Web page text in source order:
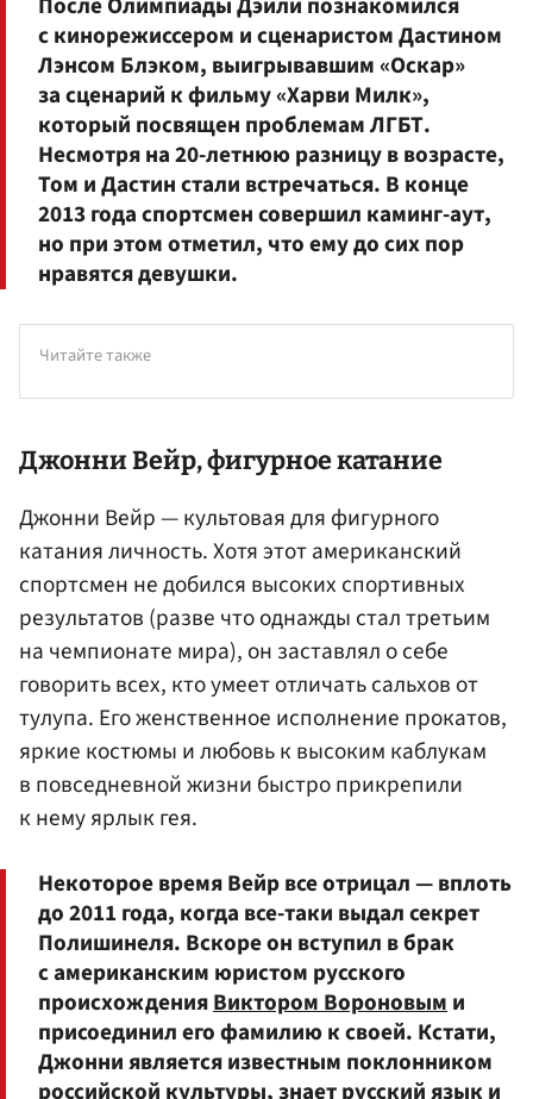
с кинорежиссером и сценаристом Дастином
Лэнсом Блэком, выигрывавшим «Оскар»
за сценарий к фильму «Харви Милк»,
который посвящен проблемам ЛГБТ.
Несмотря на 20-летнюю разницу в возрасте,
Том и Дастин стали встречаться. В конце
2013 года спортсмен совершил каминг-аут,
но при этом отметил, что ему до сих пор
нравятся девушки.
Читайте также
Джонни Вейр, фигурное катание
Джонни Вейр — культовая для фигурного
катания личность. Хотя этот американский
спортсмен не добился высоких спортивных
результатов (разве что однажды стал третьим
на чемпионате мира), он заставлял о себе
говорить всех, кто умеет отличать сальхов от
тулупа. Его женственное исполнение прокатов,
яркие костюмы и любовь к высоким каблукам
в повседневной жизни быстро прикрепили
к нему ярлык гея.
Некоторое время Вейр все отрицал — вплоть
до 2011 года, когда все-таки выдал секрет
Полишинеля. Вскоре он вступил в брак
с американским юристом русского
происхожденияВиктором Вороновыми
присоединил его фамилию к своей. Кстати,
Джонни является известным поклонником
российской культуры, знает русский язык и